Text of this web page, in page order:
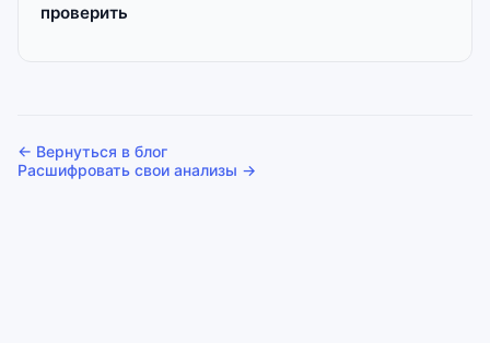
проверить
← Вернуться в блог
Расшифровать свои анализы →